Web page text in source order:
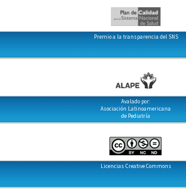
Premio a la transparencia del SNS
Avalado por:
Asociación Latinoamericana
de Pediatría
Licencias Creative Commons